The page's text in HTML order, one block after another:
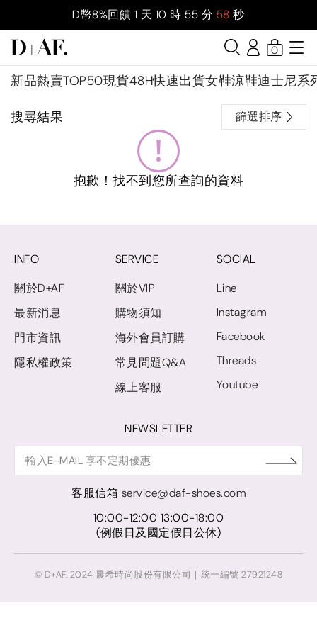
D幣8%回饋 1 天 10 時 55 分 58 秒
新品熱賣TOP50現貨48H快速出貨女鞋涼鞋迪士尼系
0
搜尋結果 篩選排序
抱歉！找不到您所查詢的資料
INFO
關於D+AF
最新消息
門市資訊
隱私權政策
SERVICE
關於VIP
購物須知
海外會員訂購
常見問題Q&A
線上客服
SOCIAL
Line
Instagram
Facebook
Threads
Youtube
NEWSLETTER
客服信箱 service@daf-shoes.com
10:00-12:00 13:00-18:00
(例假日及國定假日公休)
© D+AF. 2024 晨希時尚股份有限公司｜統一編號 27921248